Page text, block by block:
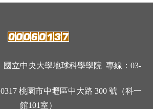
中央大學地球科學學院 專線：03-
桃園市中壢區中大路 300 號（科一
館101室）